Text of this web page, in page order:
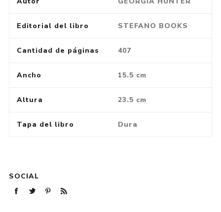
Editorial del libro STEFANO BOOKS
Cantidad de páginas 407
Ancho 15.5 cm
Altura 23.5 cm
Tapa del libro Dura
SOCIAL